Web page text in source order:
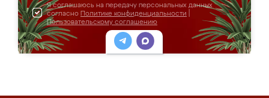
Я соглашаюсь на передачу персональных данных
согласно Политике конфиденциальности
Пользовательскому соглашению